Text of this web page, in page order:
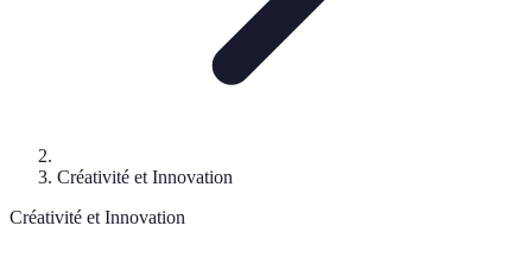
Créativité et Innovation
Créativité et Innovation